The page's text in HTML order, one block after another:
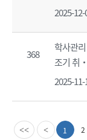
2025-12-
368
학사관리
조기 취
2025-11-
<< <이
1 2